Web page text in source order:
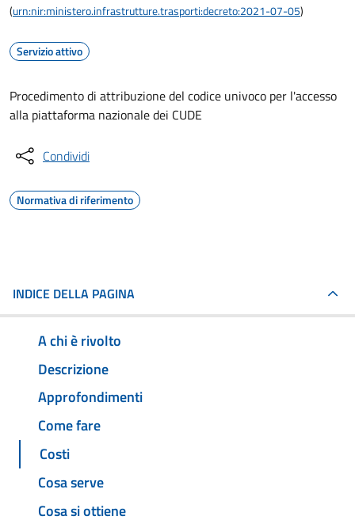
(urn:nir:ministero.infrastrutture.trasporti:decreto:2021-07-05)
Servizio attivo
Procedimento di attribuzione del codice univoco per l'accesso
alla piattaforma nazionale dei CUDE
Condividi
Normativa di riferimento
INDICE DELLA PAGINA
A chi è rivolto
Descrizione
Approfondimenti
Come fare
Costi
Cosa serve
Cosa si ottiene